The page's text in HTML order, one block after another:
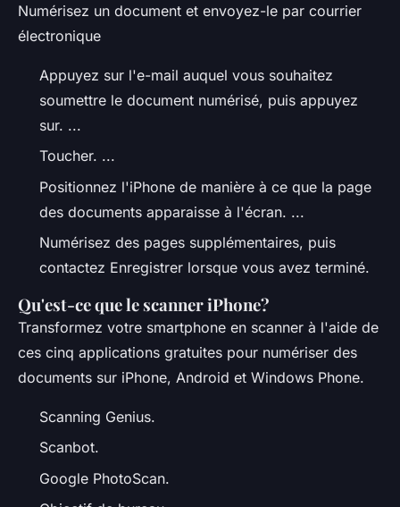
Numérisez un document et envoyez-le par courrier
électronique
Appuyez sur l'e-mail auquel vous souhaitez
soumettre le document numérisé, puis appuyez
sur. ...
Toucher. ...
Positionnez l'iPhone de manière à ce que la page
des documents apparaisse à l'écran. ...
Numérisez des pages supplémentaires, puis
contactez Enregistrer lorsque vous avez terminé.
Qu'est-ce que le scanner iPhone?
Transformez votre smartphone en scanner à l'aide de
ces cinq applications gratuites pour numériser des
documents sur iPhone, Android et Windows Phone.
Scanning Genius.
Scanbot.
Google PhotoScan.